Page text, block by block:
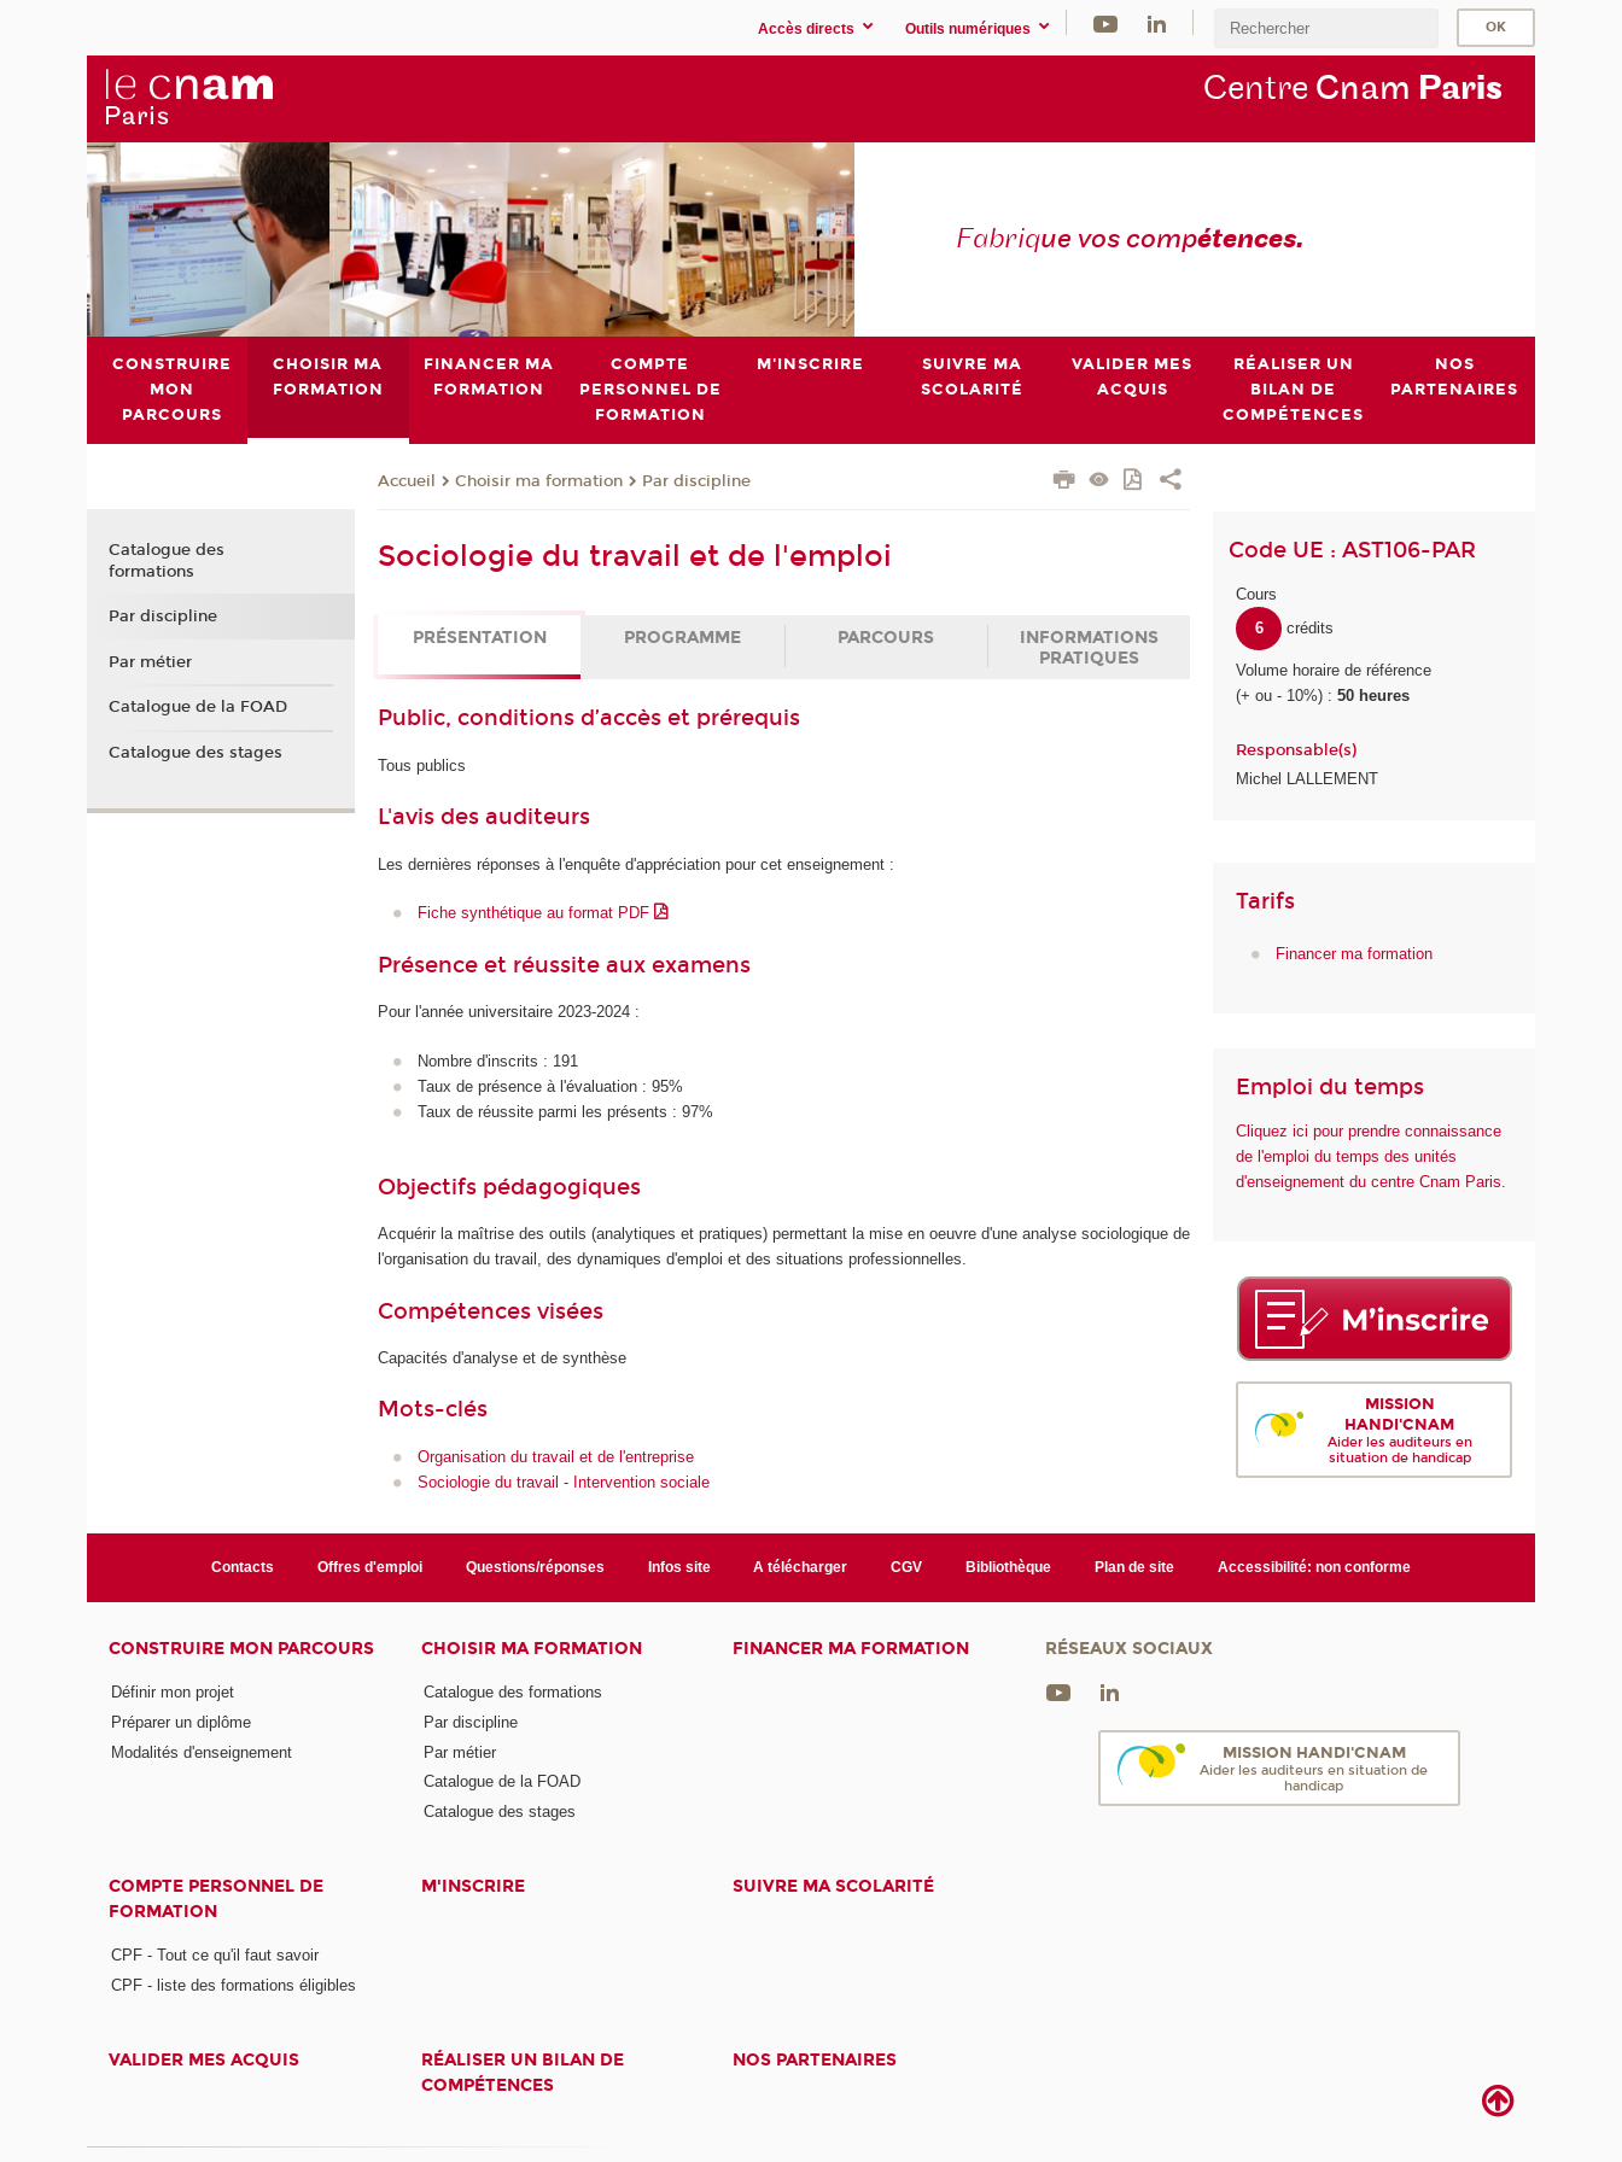
Accès directs Outils numériques
Centre Cnam Paris
Fabrique vos compétences.
CONSTRUIRE
MON
PARCOURS
CHOISIR MA
FORMATION
FINANCER MA
FORMATION
COMPTE
PERSONNEL DE
FORMATION
M'INSCRIRE
SUIVRE MA
SCOLARITÉ
VALIDER MES
ACQUIS
RÉALISER UN
BILAN DE
COMPÉTENCES
NOS
PARTENAIRES
Accueil Choisir ma formation Par discipline
Sociologie du travail et de l'emploi
PRÉSENTATION PROGRAMME PARCOURS
INFORMATIONS
PRATIQUES
Public, conditions d’accès et prérequis
Tous publics
L'avis des auditeurs
Les dernières réponses à l'enquête d'appréciation pour cet enseignement :
Fiche synthétique au format PDF
Présence et réussite aux examens
Pour l'année universitaire 2023-2024 :
Nombre d'inscrits : 191
Taux de présence à l'évaluation : 95%
Taux de réussite parmi les présents : 97%
Objectifs pédagogiques
Acquérir la maîtrise des outils (analytiques et pratiques) permettant la mise en oeuvre d'une analyse sociologique de
l'organisation du travail, des dynamiques d'emploi et des situations professionnelles.
Compétences visées
Capacités d'analyse et de synthèse
Mots-clés
Organisation du travail et de l'entreprise
Sociologie du travail - Intervention sociale
Code UE : AST106-PAR
Cours
6
crédits
Volume horaire de référence
(+ ou - 10%) :50 heures
Responsable(s)
Michel LALLEMENT
Tarifs
Financer ma formation
Emploi du temps
Cliquez ici pour prendre connaissance
de l'emploi du temps des unités
d'enseignement du centre Cnam Paris.
MISSION
HANDI'CNAM
Aider les auditeurs en
situation de handicap
Catalogue des
formations
Par discipline
Par métier
Catalogue de la FOAD
Catalogue des stages
Contacts Offres d'emploi Questions/réponses Infos site A télécharger CGV Bibliothèque Plan de site Accessibilité: non conforme
CONSTRUIRE MON PARCOURS
Définir mon projet
Préparer un diplôme
Modalités d'enseignement
CHOISIR MA FORMATION
Catalogue des formations
Par discipline
Par métier
Catalogue de la FOAD
Catalogue des stages
FINANCER MA FORMATION
COMPTE PERSONNEL DE
FORMATION
CPF - Tout ce qu'il faut savoir
CPF - liste des formations éligibles
M'INSCRIRE SUIVRE MA SCOLARITÉ
VALIDER MES ACQUIS
RÉALISER UN BILAN DE
COMPÉTENCES
NOS PARTENAIRES
RÉSEAUX SOCIAUX
MISSION HANDI'CNAM
Aider les auditeurs en situation de
handicap